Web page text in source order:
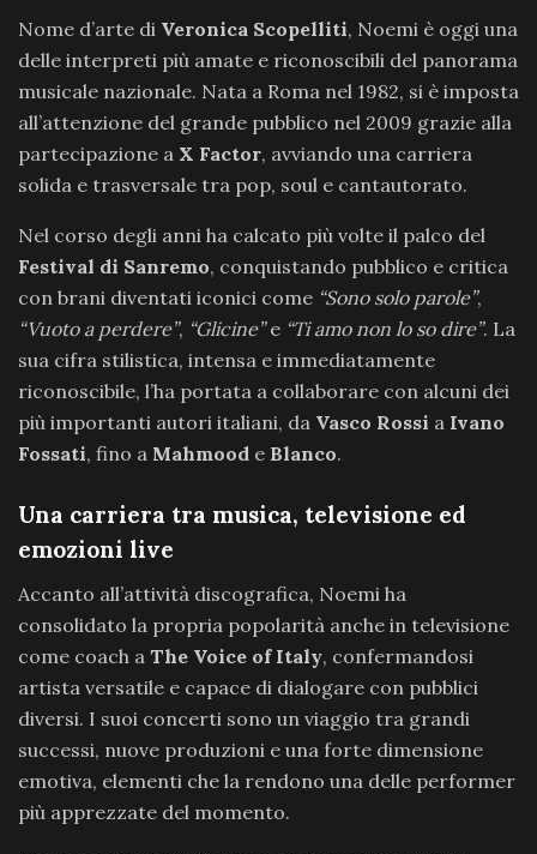
Nome d’arte di Veronica Scopelliti, Noemi è oggi una
delle interpreti più amate e riconoscibili del panorama
musicale nazionale. Nata a Roma nel 1982, si è imposta
all’attenzione del grande pubblico nel 2009 grazie alla
partecipazione a X Factor, avviando una carriera
solida e trasversale tra pop, soul e cantautorato.
Nel corso degli anni ha calcato più volte il palco del
Festival di Sanremo, conquistando pubblico e critica
con brani diventati iconici come “Sono solo parole”,
“Vuoto a perdere”, “Glicine”e “Ti amo non lo so dire”. La
sua cifra stilistica, intensa e immediatamente
riconoscibile, l’ha portata a collaborare con alcuni dei
più importanti autori italiani, da Vasco Rossi a Ivano
Fossati, fino a Mahmood e Blanco.
Una carriera tra musica, televisione ed
emozioni live
Accanto all’attività discografica, Noemi ha
consolidato la propria popolarità anche in televisione
come coach a The Voice of Italy, confermandosi
artista versatile e capace di dialogare con pubblici
diversi. I suoi concerti sono un viaggio tra grandi
successi, nuove produzioni e una forte dimensione
emotiva, elementi che la rendono una delle performer
più apprezzate del momento.